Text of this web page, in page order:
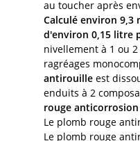
au toucher après
Calculé environ 9,3
d'environ 0,15 litre
nivellement à 1 ou
ragréages
antirouille est
enduits à 2
rouge
Le plomb rouge
Le plomb rouge